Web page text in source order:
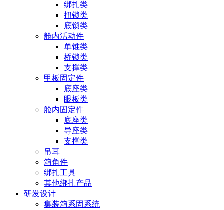
绑扎类
扭锁类
底锁类
舱内活动件
单锥类
桥锁类
支撑类
甲板固定件
底座类
眼板类
舱内固定件
底座类
导座类
支撑类
吊耳
箱角件
绑扎工具
其他绑扎产品
研发设计
集装箱系固系统